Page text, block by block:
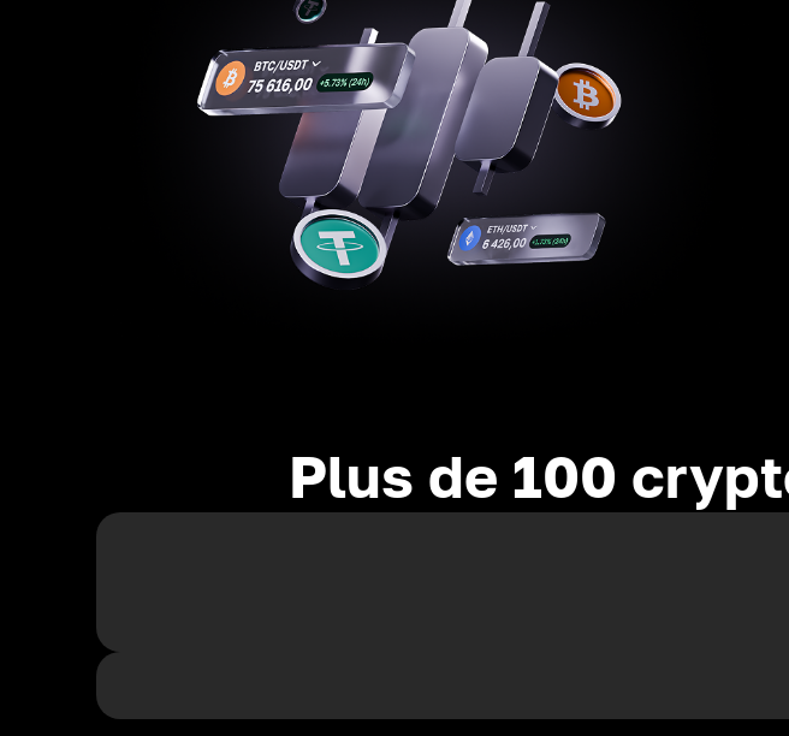
Plus de 100